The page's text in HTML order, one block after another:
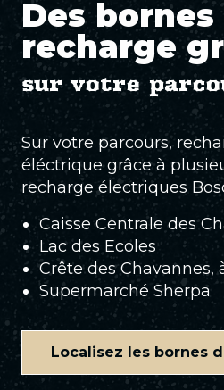
Des bornes
recharge
sur votre
Sur votre parcours,
éléctrique grâce à
recharge électriques
Caisse Centrale des
Lac des Ecoles
Crête des Chavannes,
Supermarché Sherpa
Localisez les bornes